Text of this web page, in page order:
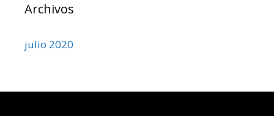
Archivos
julio 2020